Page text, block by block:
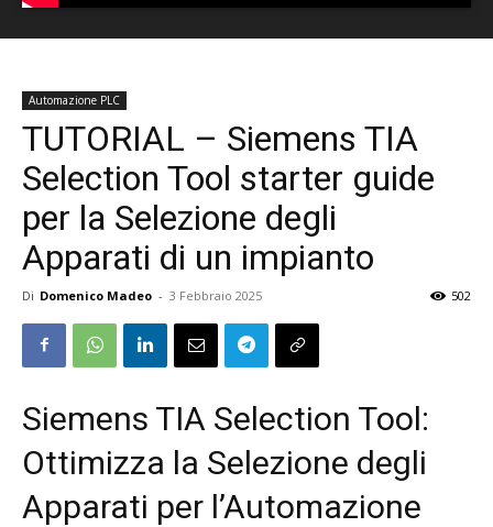
Automazione PLC
TUTORIAL – Siemens TIA
Selection Tool starter guide
per la Selezione degli
Apparati di un impianto
Di Domenico Madeo - 3 Febbraio 2025 502
Siemens TIA Selection Tool:
Ottimizza la Selezione degli
Apparati per l’Automazione